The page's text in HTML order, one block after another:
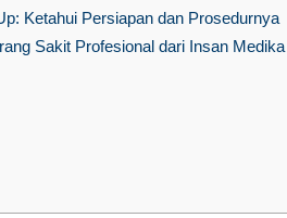
Ketahui Persiapan dan Prosedurnya
Sakit Profesional dari Insan Medika